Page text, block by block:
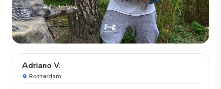
Adriano V.
Rotterdam